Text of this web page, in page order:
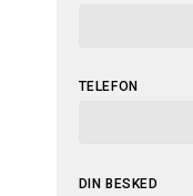
TELEFON
DIN BESKED